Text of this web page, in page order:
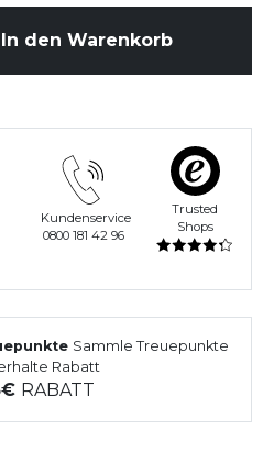
In den Warenkorb
Kundenservice
0800 181 42 96
Trusted
Shops
Sammle Treuepunkte
Rabatt
RABATT